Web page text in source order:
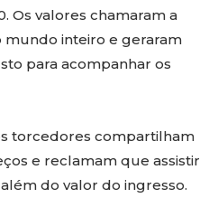
Os valores chamaram a
mundo inteiro e geraram
para acompanhar os
torcedores compartilham
e reclamam que assistir
do valor do ingresso.